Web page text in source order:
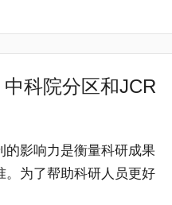
科院分区和JCR
的影响力是衡量科研成果
。为了帮助科研人员更好